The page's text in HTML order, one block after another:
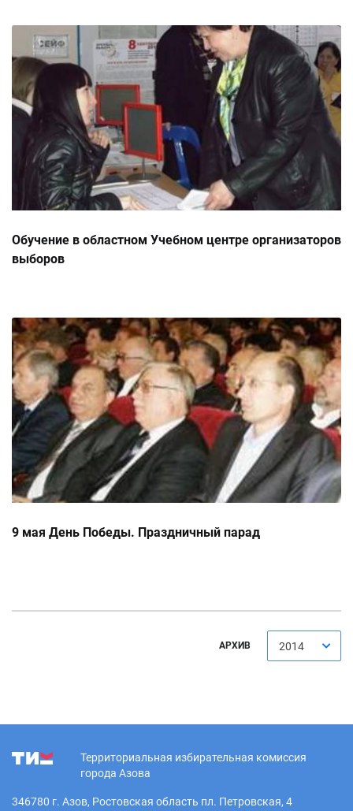
Обучение в областном Учебном центре организаторов
выборов
9 мая День Победы. Праздничный парад
АРХИВ 2014
Территориальная избирательная комиссия
города Азова
346780 г. Азов, Ростовская область пл. Петровская, 4